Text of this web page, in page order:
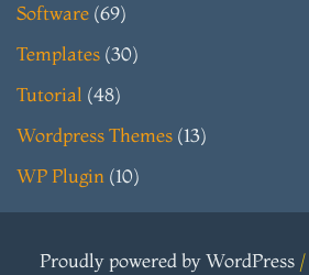
Software (69)
Templates (30)
Tutorial (48)
Wordpress Themes (13)
WP Plugin (10)
Proudly powered by WordPress /